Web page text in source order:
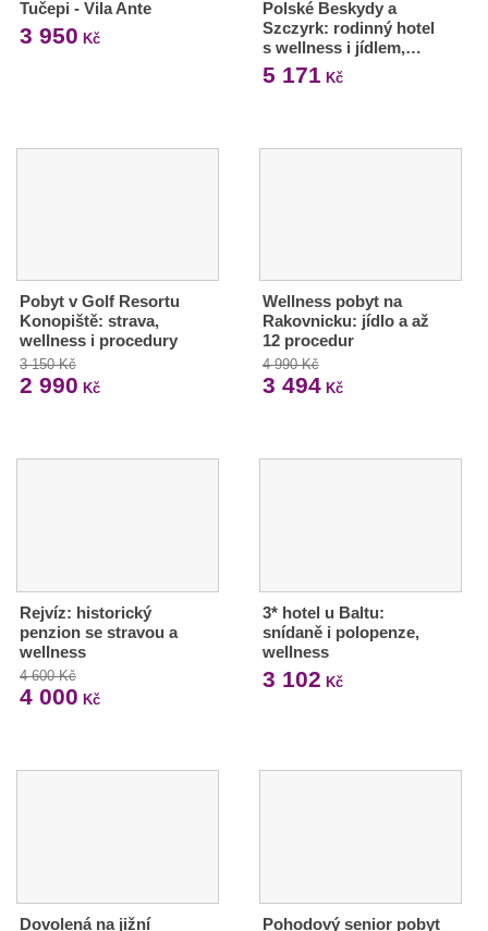
Tučepi - Vila Ante
3 950 Kč
Polské Beskydy a
Szczyrk: rodinný hotel
s wellness i jídlem,…
5 171 Kč
Pobyt v Golf Resortu
Konopiště: strava,
wellness i procedury
3 150 Kč
2 990 Kč
Wellness pobyt na
Rakovnicku: jídlo a až
12 procedur
4 990 Kč
3 494Kč
Rejvíz: historický
penzion se stravou a
wellness
4 600 Kč
4 000 Kč
3* hotel u Baltu:
snídaně i polopenze,
wellness
3 102 Kč
Dovolená na jižní
Pohodový senior pobyt